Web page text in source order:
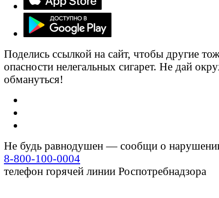
Поделись ссылкой на сайт, чтобы другие
опасности нелегальных сигарет. Не дай
обмануться!
Не будь равнодушен — сообщи о
8-800-100-0004
телефон горячей линии Роспотребнадзора